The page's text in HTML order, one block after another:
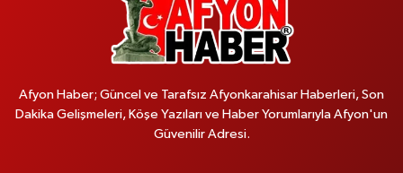
Afyon Haber; Güncel ve Tarafsız Afyonkarahisar Haberleri, Son
Dakika Gelişmeleri, Köşe Yazıları ve Haber Yorumlarıyla Afyon'un
Güvenilir Adresi.